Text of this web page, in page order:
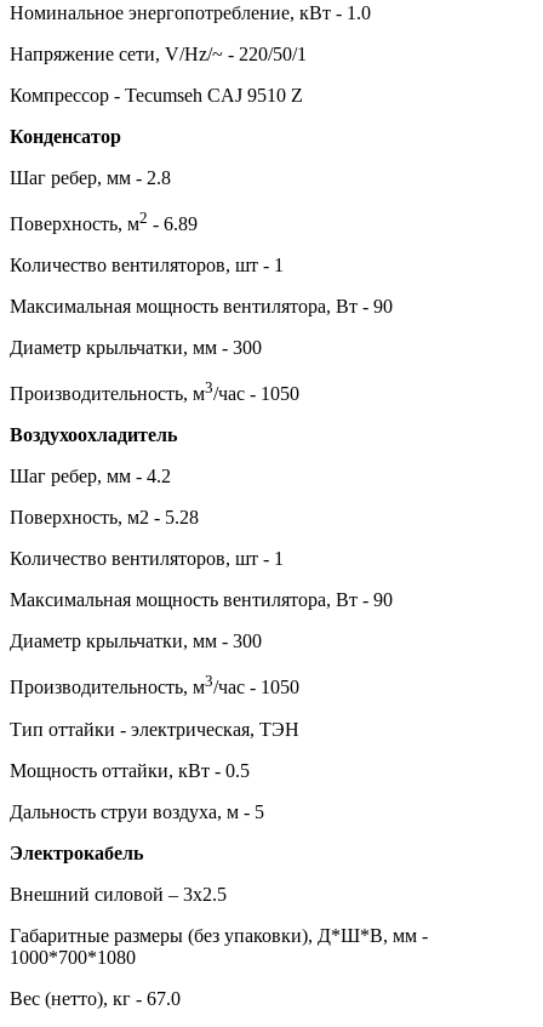
Номинальное энергопотребление, кВт - 1.0
Напряжение сети, V/Hz/~ - 220/50/1
Компрессор - Tecumseh CAJ 9510 Z
Конденсатор
Шаг ребер, мм - 2.8
Поверхность, м2 - 6.89
Количество вентиляторов, шт - 1
Максимальная мощность вентилятора, Вт - 90
Диаметр крыльчатки, мм - 300
Производительность, м3/час - 1050
Воздухоохладитель
Шаг ребер, мм - 4.2
Поверхность, м2 - 5.28
Количество вентиляторов, шт - 1
Максимальная мощность вентилятора, Вт - 90
Диаметр крыльчатки, мм - 300
Производительность, м3/час - 1050
Тип оттайки - электрическая, ТЭН
Мощность оттайки, кВт - 0.5
Дальность струи воздуха, м - 5
Электрокабель
Внешний силовой – 3х2.5
Габаритные размеры (без упаковки), Д*Ш*В, мм -
1000*700*1080
Вес (нетто), кг - 67.0